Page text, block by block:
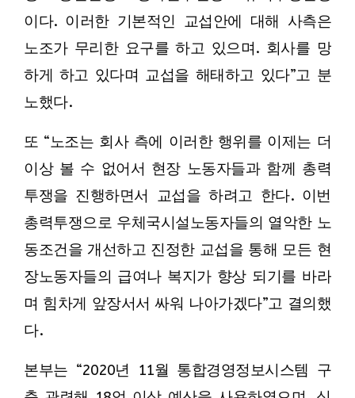
이다. 이러한 기본적인 교섭안에 대해 사측은
노조가 무리한 요구를 하고 있으며. 회사를 망
하게 하고 있다며 교섭을 해태하고 있다”고 분
노했다.
또 “노조는 회사 측에 이러한 행위를 이제는 더
이상 볼 수 없어서 현장 노동자들과 함께 총력
투쟁을 진행하면서 교섭을 하려고 한다. 이번
총력투쟁으로 우체국시설노동자들의 열악한 노
동조건을 개선하고 진정한 교섭을 통해 모든 현
장노동자들의 급여나 복지가 향상 되기를 바라
며 힘차게 앞장서서 싸워 나아가겠다”고 결의했
다.
본부는 “2020년 11월 통합경영정보시스템 구